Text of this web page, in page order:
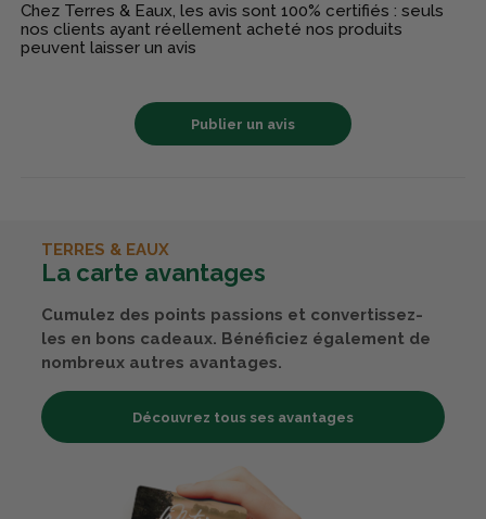
Chez Terres & Eaux, les avis sont 100% certifiés : seuls
nos clients ayant réellement acheté nos produits
peuvent laisser un avis
Publier un avis
TERRES & EAUX
La carte avantages
Cumulez des points passions et convertissez-
les en bons cadeaux. Bénéficiez également de
nombreux autres avantages.
Découvrez tous ses avantages